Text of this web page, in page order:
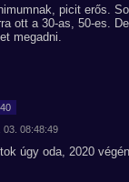
picit erős.
ott a 30-as, 50-es.
megadni.
40
03. 08:48:49
úgy oda, 2020